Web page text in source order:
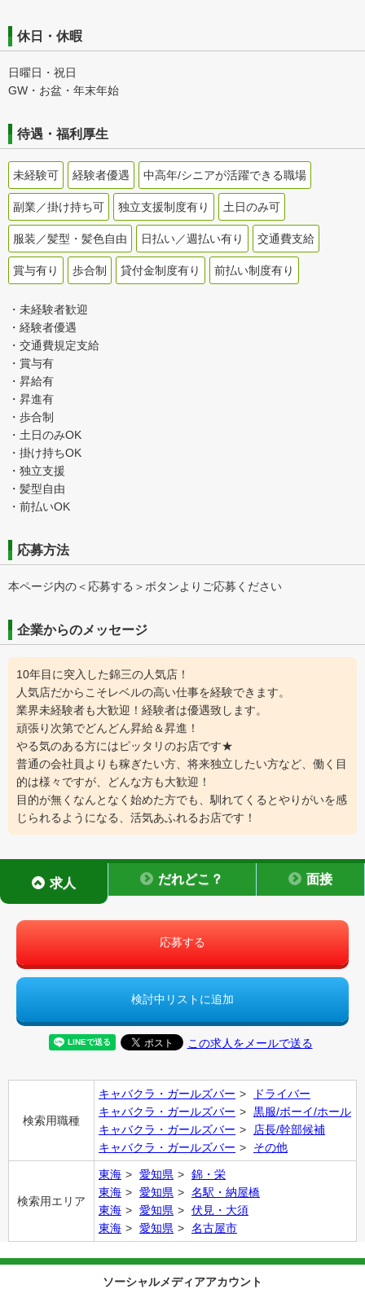
休日・休暇
日曜日・祝日
GW・お盆・年末年始
待遇・福利厚生
未経験可 経験者優遇 中高年/シニアが活躍できる職場
副業／掛け持ち可 独立支援制度有り 土日のみ可
服装／髪型・髪色自由 日払い／週払い有り 交通費支給
賞与有り 歩合制 貸付金制度有り 前払い制度有り
・未経験者歓迎
・経験者優遇
・交通費規定支給
・賞与有
・昇給有
・昇進有
・歩合制
・土日のみOK
・掛け持ちOK
・独立支援
・髪型自由
・前払いOK
応募方法
本ページ内の＜応募する＞ボタンよりご応募ください
企業からのメッセージ
10年目に突入した錦三の人気店！
人気店だからこそレベルの高い仕事を経験できます。
業界未経験者も大歓迎！経験者は優遇致します。
頑張り次第でどんどん昇給＆昇進！
やる気のある方にはピッタリのお店です★
普通の会社員よりも稼ぎたい方、将来独立したい方など、働く目
的は様々ですが、どんな方も大歓迎！
目的が無くなんとなく始めた方でも、馴れてくるとやりがいを感
じられるようになる、活気あふれるお店です！
求人 だれどこ？ 面接
応募する
検討中リストに追加
この求人をメールで送る
検索用職種
キャバクラ・ガールズバー
ドライバー
キャバクラ・ガールズバー
黒服/ボーイ/ホール
キャバクラ・ガールズバー
店長/幹部候補
キャバクラ・ガールズバー
その他
検索用エリア
東海 愛知県
錦・栄
東海
愛知県
名駅・納屋橋
東海
愛知県
伏見・大須
東海
愛知県 名古屋市
ソーシャルメディアアカウント